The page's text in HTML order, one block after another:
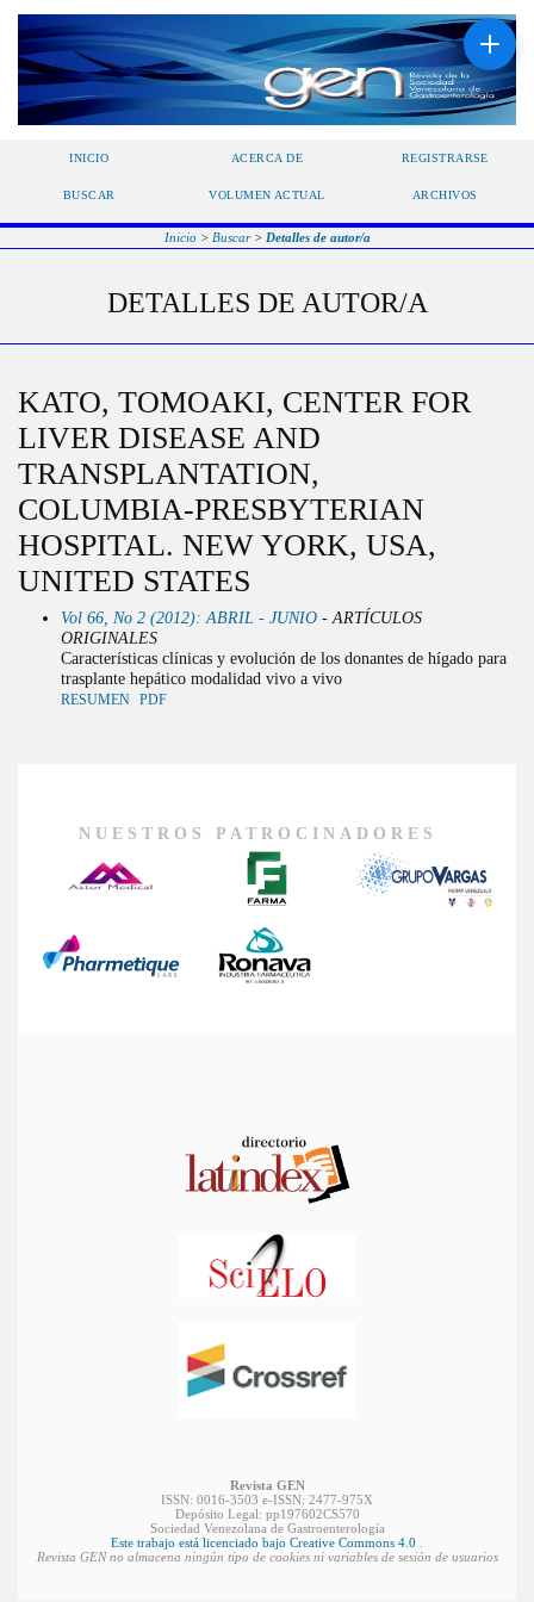
INICIO ACERCA DE REGISTRARSE
BUSCAR VOLUMEN ACTUAL ARCHIVOS
Inicio> Buscar> Detalles de autor/a
DETALLES DE AUTOR/A
KATO, TOMOAKI, CENTER FOR
LIVER DISEASE AND
TRANSPLANTATION,
COLUMBIA-PRESBYTERIAN
HOSPITAL. NEW YORK, USA,
UNITED STATES
Vol 66, No 2 (2012): ABRIL - JUNIO - ARTÍCULOS
ORIGINALES
Características clínicas y evolución de los donantes de hígado para
trasplante hepático modalidad vivo a vivo
RESUMEN PDF
NUESTROS PATROCINADORES
Revista GEN
ISSN: 0016-3503 e-ISSN: 2477-975X
Depósito Legal: pp197602CS570
Sociedad Venezolana de Gastroenterología
Este trabajo está licenciado bajo Creative Commons 4.0
Revista GEN no almacena ningún tipo de cookies ni variables de sesión de usuarios